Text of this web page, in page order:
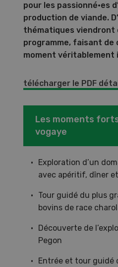
pour les passionné·es
production de viande.
thématiques viendront
programme, faisant de
moment véritablement
télécharger le PDF
Les moments
vogaye
Exploration d’un
avec apéritif, dîner
Tour guidé du plus
bovins de race
Découverte de
Pegon
Entrée et tour guidé